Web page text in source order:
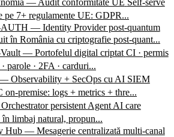
— Audit conformitate UE Self-serve
pe 7+ regulamente UE: GDPR...
— Identity Provider post-quantum
în România cu criptografie post-quant...
— Portofelul digital criptat CI · permis
parole · 2FA · carduri...
Observability + SecOps cu AI SIEM
on-premise: logs + metrics + thre...
persistent Agent AI care
în limbaj natural, propun...
Hub — Mesagerie centralizată multi-canal